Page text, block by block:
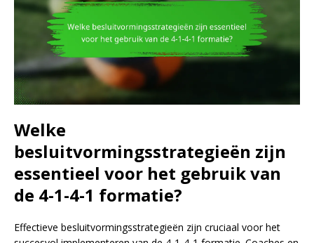
Welke
besluitvormingsstrategieën zijn
essentieel voor het gebruik van
de 4-1-4-1 formatie?
Effectieve besluitvormingsstrategieën zijn cruciaal voor het